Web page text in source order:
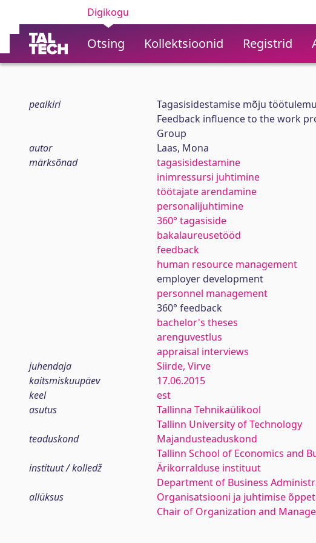
Digikogu
Otsing Kollektsioonid Registrid
pealkiri
Tagasisidestamise mõju
Feedback influence to the work
Group
autor
Laas, Mona
märksõnad
tagasisidestamine
inimressursi juhtimine
töötajate arendamine
personalijuhtimine
360° tagasiside
bakalaureusetööd
feedback
human resource management
employer development
personnel management
360° feedback
bachelor's theses
arenguvestlus
appraisal interviews
juhendaja
Siirde, Virve
kaitsmiskuupäev
17.06.2015
keel
est
asutus
Tallinna Tehnikaülikool
Tallinn University of Technology
teaduskond
Majandusteaduskond
Tallinn School of Economics and
instituut / kolledž
Ärikorralduse instituut
Department of Business
allüksus
Organisatsiooni ja juhtimise
Chair of Organization and